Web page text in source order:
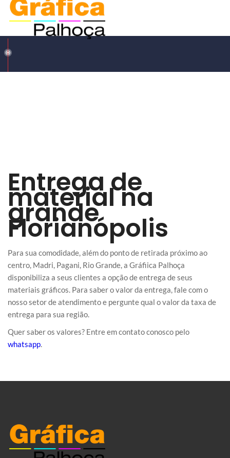
Entrega de
material na
grande
Florianópolis
Para sua comodidade, além do ponto de retirada próximo ao
centro, Madri, Pagani, Rio Grande, a Gráfiica Palhoça
disponibiliza a seus clientes a opção de entrega de seus
materiais gráficos. Para saber o valor da entrega, fale com o
nosso setor de atendimento e pergunte qual o valor da taxa de
entrega para sua região.
Quer saber os valores? Entre em contato conosco pelo
whatsapp.